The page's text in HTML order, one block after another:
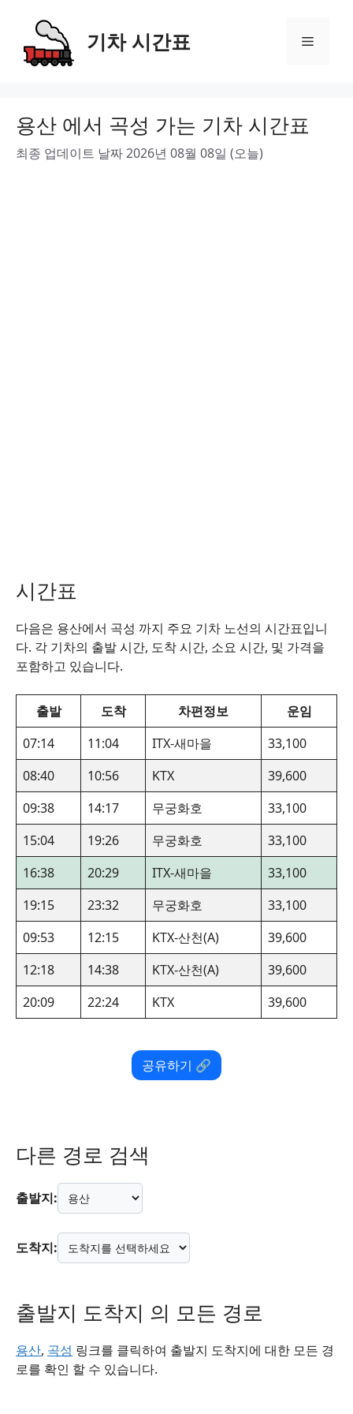
content
기차 시간표 Menu
용산 에서 곡성 가는 기차 시간표
최종 업데이트 날짜 2026년 08월 08일 (오늘)
시간표
다음은 용산에서 곡성 까지 주요 기차 노선의 시간표입니
다. 각 기차의 출발 시간, 도착 시간, 소요 시간, 및 가격을
포함하고 있습니다.
출발 도착 차편정보
운임
07:14
11:04 ITX-새마을
33,100
08:40
10:56 KTX
39,600
09:38
14:17 무궁화호
33,100
15:04
19:26 무궁화호
33,100
16:38
20:29 ITX-새마을
33,100
19:15
23:32 무궁화호
33,100
09:53
12:15 KTX-산천(A)
39,600
12:18
14:38 KTX-산천(A)
39,600
20:09
22:24 KTX 39,600
공유하기 🔗
다른 경로 검색
출발지:
도착지:
출발지 도착지 의 모든 경로
용산, 곡성 링크를 클릭하여 출발지 도착지에 대한 모든 경
로를 확인 할 수 있습니다.